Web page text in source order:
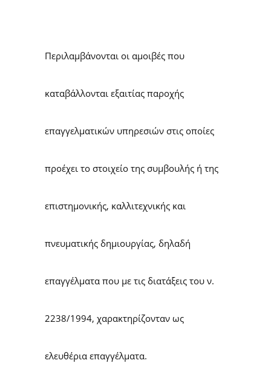
Περιλαμβάνονται οι αμοιβές που
καταβάλλονται εξαιτίας παροχής
επαγγελματικών υπηρεσιών στις οποίες
προέχει το στοιχείο της συμβουλής ή της
επιστημονικής, καλλιτεχνικής και
πνευματικής δημιουργίας, δηλαδή
επαγγέλματα που με τις διατάξεις του ν.
2238/1994, χαρακτηρίζονταν ως
ελευθέρια επαγγέλματα.